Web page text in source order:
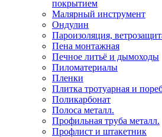
покрытием
Малярный инструмент
Ондулин
Пароизоляция,
Пена монтажная
Печное литьё и дымоходы
Пиломатериалы
Пленки
Плитка тротуарная и
Поликарбонат
Полоса металл.
Профильная труба металл.
Профлист и штакетник